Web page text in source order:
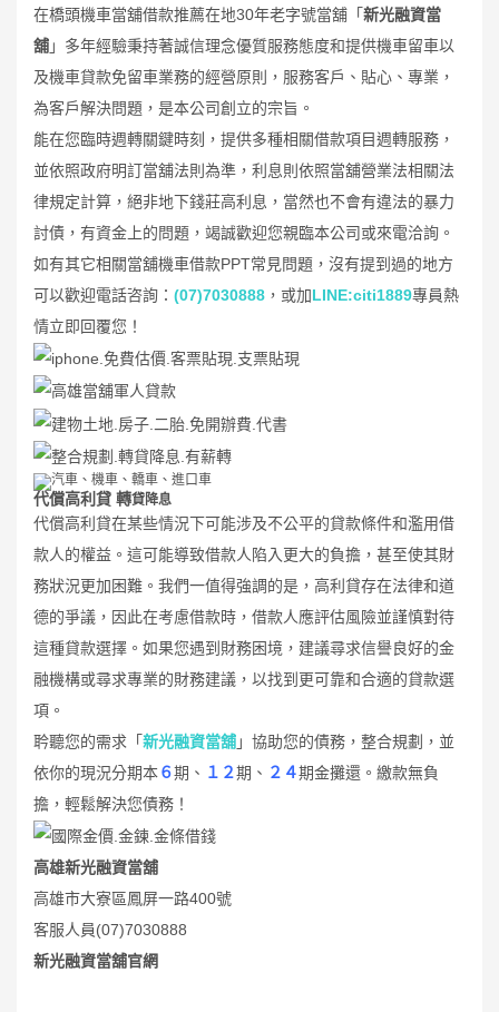
在橋頭機車當舖借款推薦在地30年老字號當舖「新光融資當
舖」多年經驗秉持著誠信理念優質服務態度和提供機車留車以
及機車貸款免留車業務的經營原則，服務客戶、貼心、專業，
為客戶解決問題，是本公司創立的宗旨。
能在您臨時週轉關鍵時刻，提供多種相關借款項目週轉服務，
並依照政府明訂當舖法則為準，利息則依照當舖營業法相關法
律規定計算，絕非地下錢莊高利息，當然也不會有違法的暴力
討債，有資金上的問題，竭誠歡迎您親臨本公司或來電洽詢。
如有其它相關當舖機車借款PPT常見問題，沒有提到過的地方
可以歡迎電話咨詢： (07)7030888 ，或加LINE:citi1889專員熱
情立即回覆您！
代償高利貸 轉貸降息
代償高利貸在某些情況下可能涉及不公平的貸款條件和濫用借
款人的權益。這可能導致借款人陷入更大的負擔，甚至使其財
務狀況更加困難。我們一值得強調的是，高利貸存在法律和道
德的爭議，因此在考慮借款時，借款人應評估風險並謹慎對待
這種貸款選擇。如果您遇到財務困境，建議尋求信譽良好的金
融機構或尋求專業的財務建議，以找到更可靠和合適的貸款選
項。
耹聽您的需求「新光融資當舖」協助您的債務，整合規劃，並
依你的現況分期本６期、 １２期、 ２４期金攤還。繳款無負
擔，輕鬆解決您債務！
高雄新光融資當舖
高雄市大寮區鳳屏一路400號
客服人員(07)7030888
新光融資當舖官網